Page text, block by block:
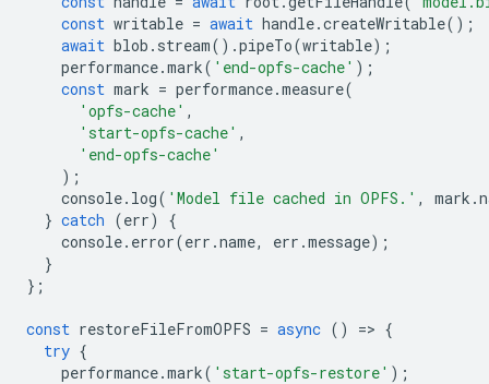
const writable = await handle.createWritable();
await blob . stream().pipeTo(writable);
performance.mark( 'end-opfs-cache' );
const mark = performance.measure(
'opfs-cache' ,
'start-opfs-cache' ,
'end-opfs-cache'
);
console. log( 'Model file cached in OPFS.' , mark .
} catch (err)
{
console. error(err .name, err .message);
}
};
const restoreFileFromOPFS = async () => {
try {
performance.mark( 'start-opfs-restore' );